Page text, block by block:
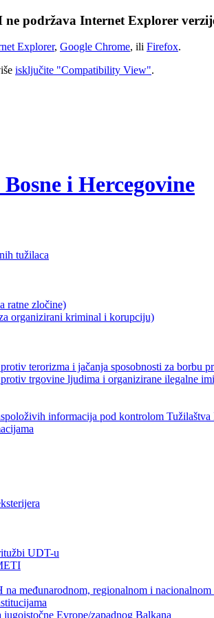
ne podržava Internet Explorer
Explorer, Google Chrome, ili Firefox.
isključite "Compatibility View".
i Hercegovine
tužilaca
ratne zločine)
organizirani kriminal i korupciju)
terorizma i jačanja sposobnosti za borbu
trgovine ljudima i organizirane ilegalne
informacija pod kontrolom Tužilaštva
UDT-u
na međunarodnom, regionalnom i
jugoistočne Evrope/zapadnog Balkana